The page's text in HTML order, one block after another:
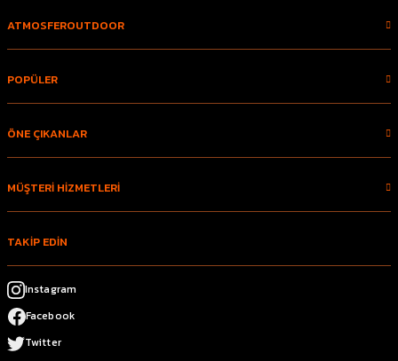
ATMOSFEROUTDOOR
POPÜLER
ÖNE ÇIKANLAR
MÜŞTERİ HİZMETLERİ
TAKİP EDİN
Instagram
Facebook
Twitter